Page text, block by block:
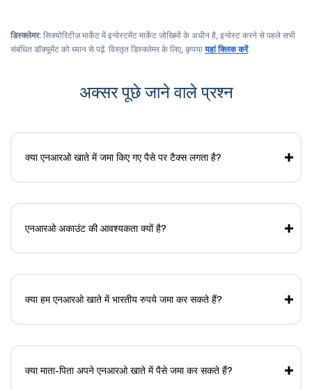
डिस्क्लेमर: सिक्योरिटीज़ मार्केट में इन्वेस्टमेंट मार्केट जोखिमों के अधीन है, इन्वेस्ट करने से पहले सभी
संबंधित डॉक्यूमेंट को ध्यान से पढ़ें. विस्तृत डिस्क्लेमर के लिए, कृपयायहां क्लिक करें.
अक्सर पूछे जाने वाले प्रश्न
क्या एनआरओ खाते में जमा किए गए पैसे पर टैक्स लगता है?
एनआरओ अकाउंट की आवश्यकता क्यों है?
क्या हम एनआरओ खाते में भारतीय रुपये जमा कर सकते हैं?
क्या माता-पिता अपने एनआरओ खाते में पैसे जमा कर सकते हैं?